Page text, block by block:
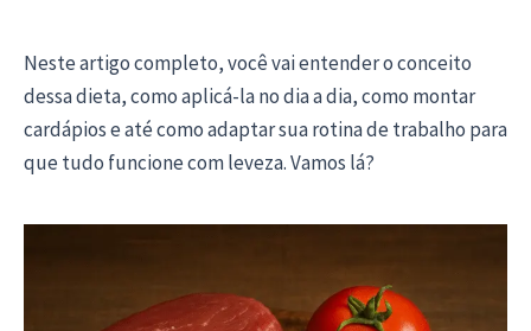
Neste artigo completo, você vai entender o conceito
dessa dieta, como aplicá-la no dia a dia, como montar
cardápios e até como adaptar sua rotina de trabalho para
que tudo funcione com leveza. Vamos lá?